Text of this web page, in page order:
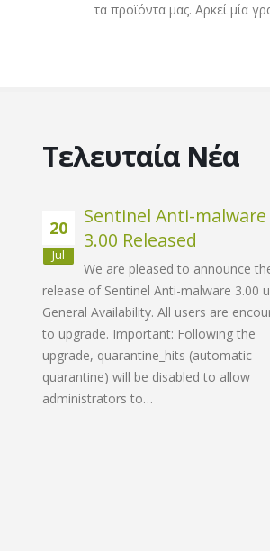
τα προϊόντα μας. Αρκεί μία
Τελευταία Νέα
20
Jul
Sentinel Anti-malware
3.00 Released
We are pleased to announce
release of Sentinel Anti-malware 3.00
General Availability. All users are
to upgrade. Important: Following the
upgrade, quarantine_hits (automatic
quarantine) will be disabled to allow
administrators to…
Ω και παρεμπιπτόντως... η
είναι εξαιρετική. Μου
παρασκήνιο. Οι δοκιμές με
δραματικά τα
Χειροκρότημα για αυτή
Dennis Klemmer